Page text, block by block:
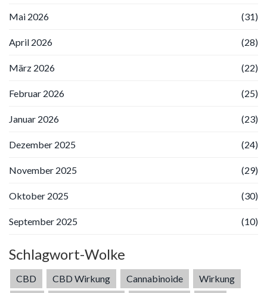
Mai 2026 (31)
April 2026 (28)
März 2026 (22)
Februar 2026 (25)
Januar 2026 (23)
Dezember 2025 (24)
November 2025 (29)
Oktober 2025 (30)
September 2025 (10)
Schlagwort-Wolke
CBD CBD Wirkung Cannabinoide Wirkung